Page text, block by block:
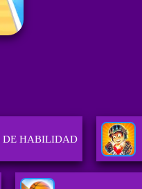
DE HABILIDAD